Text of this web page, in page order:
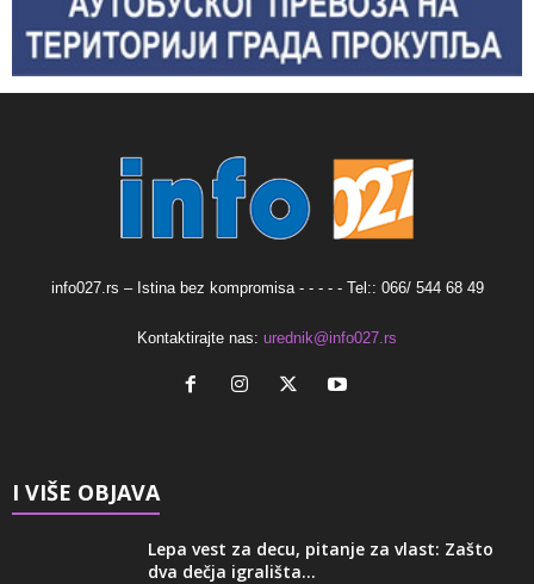
info027.rs – Istina bez kompromisa - - - - - Tel:: 066/ 544 68 49
Kontaktirajte nas: urednik@info027.rs
I VIŠE OBJAVA
Lepa vest za decu, pitanje za vlast: Zašto
dva dečja igrališta...